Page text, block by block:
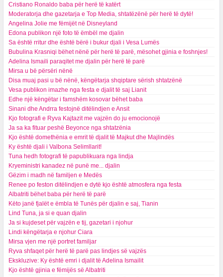
Cristiano Ronaldo baba për herë të katërt
Moderatorja dhe gazetarja e Top Media, shtatëzënë për herë të dytë!
Angelina Jolie me fëmijët në Disneyland
Edona publikon një foto të ëmbël me djalin
Sa është rritur dhe është bërë i bukur djali i Vesa Lumës
Bubulina Krasniqi bëhet nënë për herë të parë, mësohet gjinia e foshnjes!
Adelina Ismaili paraqitet me djalin për herë të parë
Mirsa u bë përsëri nënë
Disa muaj pasi u bë nënë, këngëtarja shqiptare sërish shtatzënë
Vesa publikon imazhe nga festa e djalit të saj Lianit
Edhe një këngëtar i famshëm kosovar bëhet baba
Sinani dhe Andrra festojnë ditëlindjen e Ansit
Kjo fotografi e Ryva Kajtazit me vajzën do ju emocionojë
Ja sa ka fituar peshë Beyonce nga shtatzënia
Kjo është domethënia e emrit të djalit të Majkut dhe Majlindës
Ky është djali i Valbona Selimllarit!
Tuna hedh fotografi të papublikuara nga lindja
Kryeministri kanadez në punë me... djalin
Gëzim i madh në familjen e Medës
Renee po feston ditëlindjen e dytë kjo është atmosfera nga festa
Albatriti bëhet baba për herë të parë
Këto janë fjalët e ëmbla të Tunës për djalin e saj, Tianin
Lind Tuna, ja si e quan djalin
Ja si kujdeset për vajzën e tij, gazetari i njohur
Lindi këngëtarja e njohur Ciara
Mirsa vjen me një portret familjar
Ryva shfaqet për herë të parë pas lindjes së vajzës
Ekskluzive: Ky është emri i djalit të Adelina Ismailit
Kjo është gjinia e fëmijës së Albatriti